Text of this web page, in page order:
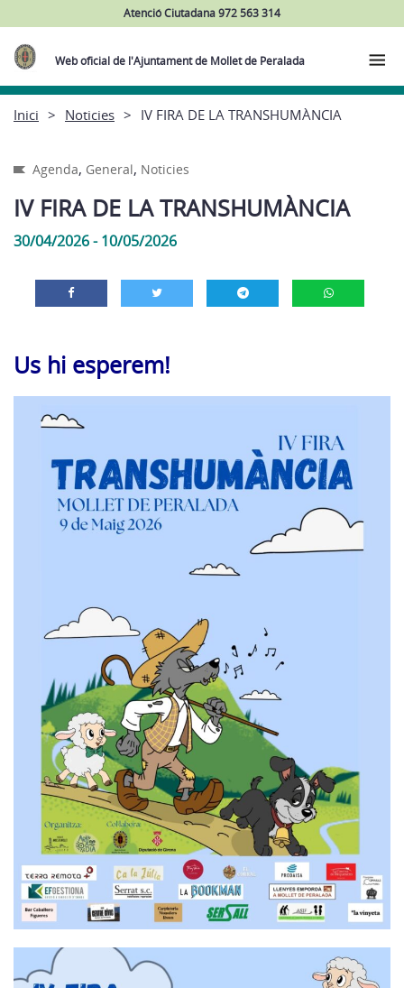
Atenció Ciutadana 972 563 314
Web oficial de l'Ajuntament de Mollet de Peralada
Inici Noticies IV FIRA DE LA TRANSHUMÀNCIA
Agenda, General, Noticies
IV FIRA DE LA TRANSHUMÀNCIA
30/04/2026 - 10/05/2026
Us hi esperem!